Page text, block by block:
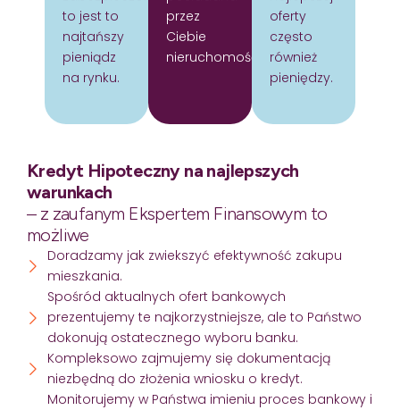
to jest to
najtańszy
pieniądz
na rynku.
przez
Ciebie
nieruchomość.
oferty
często
również
pieniędzy.
Kredyt Hipoteczny na najlepszych
warunkach
– z zaufanym Ekspertem Finansowym to
możliwe
Doradzamy jak zwiekszyć efektywność zakupu
mieszkania.
Spośród aktualnych ofert bankowych
prezentujemy te najkorzystniejsze, ale to Państwo
dokonują ostatecznego wyboru banku.
Kompleksowo zajmujemy się dokumentacją
niezbędną do złożenia wniosku o kredyt.
Monitorujemy w Państwa imieniu proces bankowy i